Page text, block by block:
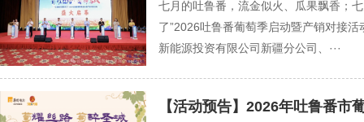
七月的吐鲁番，流金似火、瓜果飘香；
了”2026吐鲁番葡萄季启动暨产销对接
新能源投资有限公司新疆分公司、···
【活动预告】2026年吐鲁番市